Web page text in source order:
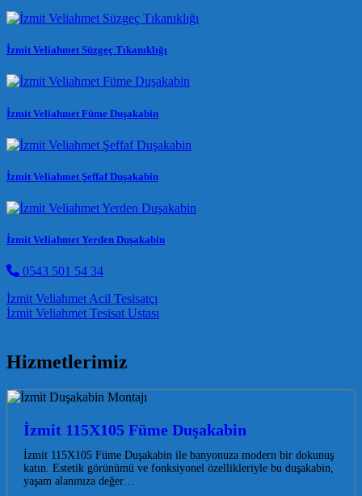
İzmit Veliahmet Süzgeç Tıkanıklığı
İzmit Veliahmet Füme Duşakabin
İzmit Veliahmet Şeffaf Duşakabin
İzmit Veliahmet Yerden Duşakabin
0543 501 54 34
Post navigation
İzmit Veliahmet Acil Tesisatçı
İzmit Veliahmet Tesisat Ustası
Hizmetlerimiz
İzmit 115X105 Füme Duşakabin
İzmit 115X105 Füme Duşakabin ile banyonuza modern bir dokunuş
katın. Estetik görünümü ve fonksiyonel özellikleriyle bu duşakabin,
yaşam alanınıza değer…